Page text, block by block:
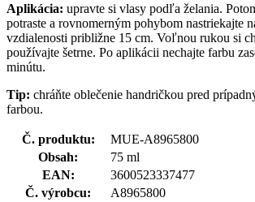
Aplikácia: upravte si vlasy podľa želania.
potraste a rovnomerným pohybom nastriekajte
vzdialenosti približne 15 cm. Voľnou rukou si
používajte šetrne. Po aplikácii nechajte farbu
minútu.
Tip: chráňte oblečenie handričkou pred
farbou.
Č. produktu:
MUE-A8965800
Obsah:
75 ml
EAN:
3600523337477
Č. výrobcu:
A8965800